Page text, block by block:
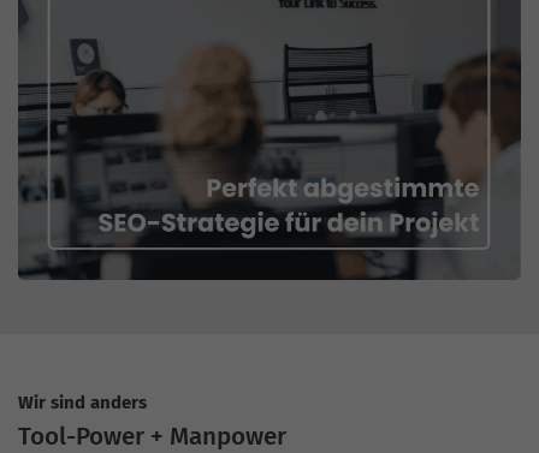
Wir sind anders
Tool-Power + Manpower